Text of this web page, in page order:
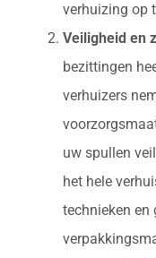
verhuizing op
Veiligheid en
bezittingen
verhuizers
uw spullen
het hele
technieken en